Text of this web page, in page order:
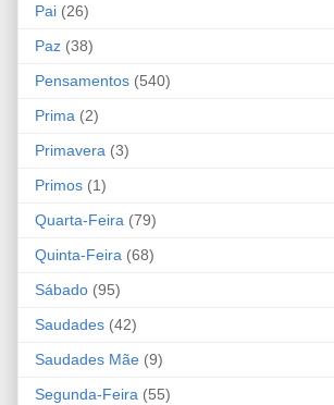
Pai (26)
Paz (38)
Pensamentos (540)
Prima (2)
Primavera (3)
Primos (1)
Quarta-Feira (79)
Quinta-Feira (68)
Sábado (95)
Saudades (42)
Saudades Mãe (9)
Segunda-Feira (55)